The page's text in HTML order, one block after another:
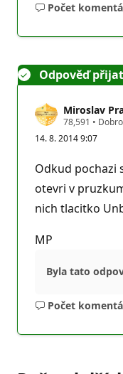
Počet
Žádné
Odpověď
Miroslav
78,591 R
p
t
a
č
n
í
•
14. 8. 2014 9:07
Odkud pochazi
otevri v
nich tlacitko
MP
Byla tato
Počet
Žádné